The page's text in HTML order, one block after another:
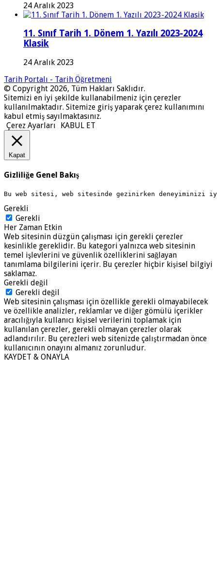
24 Aralık 2023
11. Sınıf Tarih 1. Dönem 1. Yazılı 2023-2024
Klasik
24 Aralık 2023
Tarih Portalı - Tarih Öğretmeni
© Copyright 2026, Tüm Hakları Saklıdır.
Sitemizi en iyi şekilde kullanabilmeniz için çerezler
kullanılmaktadır. Sitemize giriş yaparak çerez kullanımını
kabul etmiş sayılmaktasınız.
Çerez Ayarları
KABUL ET
Kapat
Gizliliğe Genel Bakış
Bu web sitesi, web sitesinde gezinirken deneyiminizi
Gerekli
Gerekli
Her Zaman Etkin
Web sitesinin düzgün çalışması için gerekli çerezler
kesinlikle gereklidir. Bu kategori yalnızca web sitesinin
temel işlevlerini ve güvenlik özelliklerini sağlayan
tanımlama bilgilerini içerir. Bu çerezler hiçbir kişisel bilgiyi
saklamaz.
Gerekli değil
Gerekli değil
Web sitesinin çalışması için özellikle gerekli olmayabilecek
ve özellikle analizler, reklamlar ve diğer gömülü içerikler
aracılığıyla kullanıcı kişisel verilerini toplamak için
kullanılan çerezler, gerekli olmayan çerezler olarak
adlandırılır. Bu çerezleri web sitenizde çalıştırmadan önce
kullanıcının onayını almanız zorunludur.
KAYDET & ONAYLA